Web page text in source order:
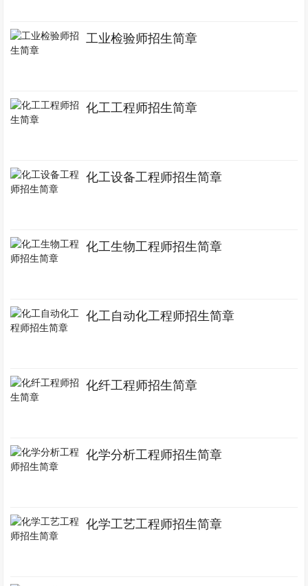
工业检验师招生简章
化工工程师招生简章
化工设备工程师招生简章
化工生物工程师招生简章
化工自动化工程师招生简章
化纤工程师招生简章
化学分析工程师招生简章
化学工艺工程师招生简章